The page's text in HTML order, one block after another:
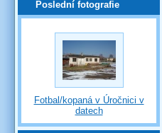
Poslední fotografie
Fotbal/kopaná v Úročnici v
datech